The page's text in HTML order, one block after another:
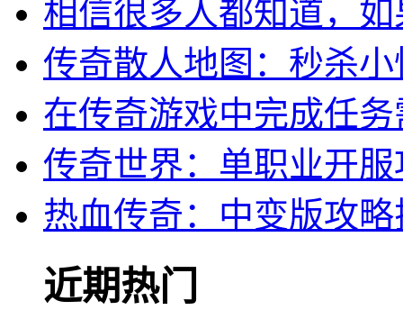
相信很多人都知道，
传奇散人地图：秒杀
在传奇游戏中完成任
传奇世界：单职业开
热血传奇：中变版攻
近期热门